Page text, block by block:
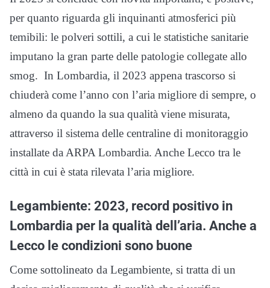
per quanto riguarda gli inquinanti atmosferici più
temibili: le polveri sottili, a cui le statistiche sanitarie
imputano la gran parte delle patologie collegate allo
smog. In Lombardia, il 2023 appena trascorso si
chiuderà come l’anno con l’aria migliore di sempre, o
almeno da quando la sua qualità viene misurata,
attraverso il sistema delle centraline di monitoraggio
installate da ARPA Lombardia. Anche Lecco tra le
città in cui è stata rilevata l’aria migliore.
Legambiente: 2023, record positivo in
Lombardia per la qualità dell’aria. Anche a
Lecco le condizioni sono buone
Come sottolineato da Legambiente, si tratta di un